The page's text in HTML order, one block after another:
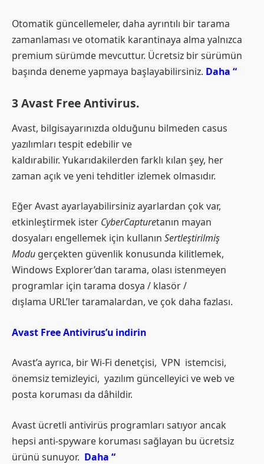
Otomatik güncellemeler, daha ayrıntılı bir tarama
zamanlaması ve otomatik karantinaya alma yalnızca
premium sürümde mevcuttur. Ücretsiz bir sürümün
başında deneme yapmaya başlayabilirsiniz. Daha “
3 Avast Free Antivirus.
Avast, bilgisayarınızda olduğunu bilmeden casus
yazılımları tespit edebilir ve
kaldırabilir. Yukarıdakilerden farklı kılan şey, her
zaman açık ve yeni tehditler izlemek olmasıdır.
Eğer Avast ayarlayabilirsiniz ayarlardan çok var,
etkinleştirmek ister CyberCapturetanın mayan
dosyaları engellemek için kullanın Sertleştirilmiş
Modu gerçekten güvenlik konusunda kilitlemek,
Windows Explorer’dan tarama, olası istenmeyen
programlar için tarama dosya / klasör /
dışlama URL’ler taramalardan, ve çok daha fazlası.
Avast Free Antivirus’u indirin
Avast’a ayrıca, bir Wi-Fi denetçisi, VPN istemcisi,
önemsiz temizleyici, yazılım güncelleyici ve web ve
posta koruması da dâhildir.
Avast ücretli antivirüs programları satıyor ancak
hepsi anti-spyware koruması sağlayan bu ücretsiz
ürünü sunuyor. Daha “